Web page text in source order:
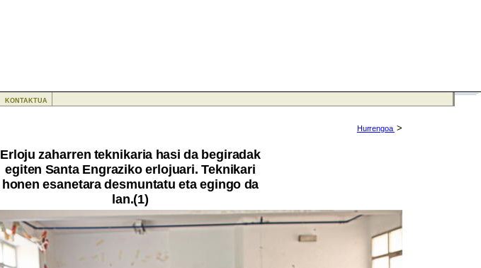
Erloju zaharren teknikaria hasi da begiradak
egiten Santa Engraziko erlojuari. Teknikari
honen esanetara desmuntatu eta egingo da
lan.(1)
Hurrengoa >
kontaktua